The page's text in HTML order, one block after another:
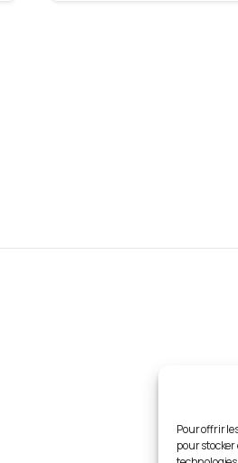
Pour offrir
pour